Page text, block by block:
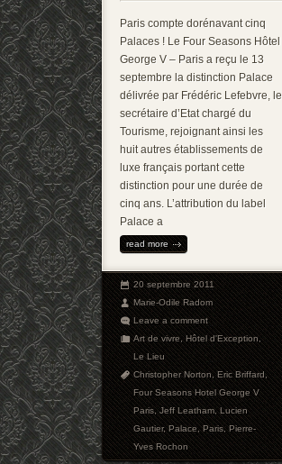
Paris compte dorénavant cinq
Palaces ! Le Four Seasons Hôtel
George V – Paris a reçu le 13
septembre la distinction Palace
délivrée par Frédéric Lefebvre, le
secrétaire d’Etat chargé du
Tourisme, rejoignant ainsi les
huit autres établissements de
luxe français portant cette
distinction pour une durée de
cinq ans. L’attribution du label
Palace a
read more
20 septembre 2011
Marie-Odile Radom
Leave a comment
Art de vivre,Hôtel d'Exception,
Le Lieu
Christopher Norton,Eric Briffard,
Four Seasons Hotel George V
Paris,Jeff Leatham,Lucien
Gautier,Palace,Paris,Pierre-
Yves Rochon